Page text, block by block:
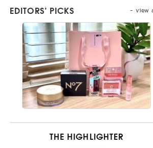
- view
EDITORS’ PICKS
THE HIGHLIGHTER